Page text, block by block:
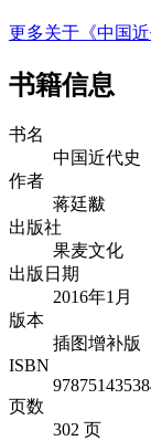
更多关于《中国
书籍信息
书名
中国近代史
作者
蒋廷黻
出版社
果麦文化
出版日期
2016年1月
版本
插图增补版
ISBN
页数
302 页